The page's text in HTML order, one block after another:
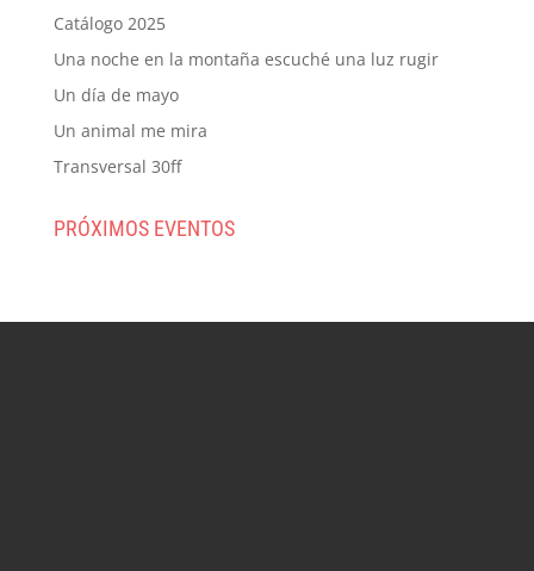
Catálogo 2025
Una noche en la montaña escuché una luz rugir
Un día de mayo
Un animal me mira
Transversal 30ff
PRÓXIMOS EVENTOS